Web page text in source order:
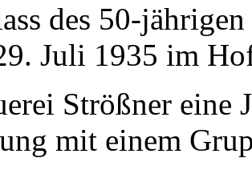
des 50-jährigen
Juli 1935 im
Strößner eine
mit einem